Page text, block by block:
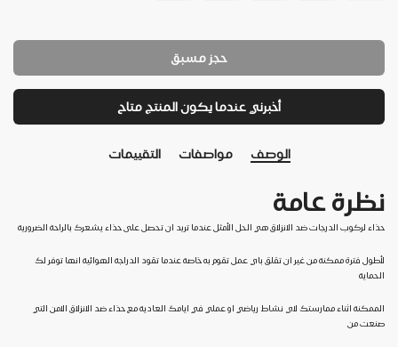
حجز مسبق
أخبرني عندما يكون المنتج متاح
الوصف مواصفات التقييمات
نظرة عامة
حذاء لركوب الدرجات ضد الانزلاق هي الحل الأمثل عندما تريد ان تحصل على حذاء يشعرك بالراحة الضرورية
لأطول فترة ممكنة من غير ان تقلق باي عمل تقوم به خاصة عندما تقود الدراجة الهوائية انها توفر لك
الحماية
الممكنة اثناء ممارستك لاي نشاط رياضي او عملي في ايامك العادية مع حذاء ضد الانزلاق الامن التي
صنعت من